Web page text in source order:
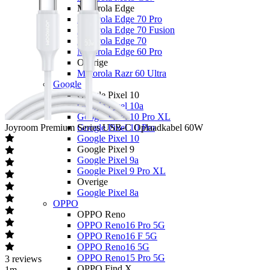
Motorola Edge
Motorola Edge 70 Pro
Motorola Edge 70 Fusion
Motorola Edge 70
Motorola Edge 60 Pro
Overige
Motorola Razr 60 Ultra
Google
Google Pixel 10
Google Pixel 10a
Google Pixel 10 Pro XL
Google Pixel 10 Pro
Google Pixel 10
Google Pixel 9
Google Pixel 9a
Google Pixel 9 Pro XL
Overige
Google Pixel 8a
OPPO
OPPO Reno
OPPO Reno16 Pro 5G
OPPO Reno16 F 5G
OPPO Reno16 5G
OPPO Reno15 Pro 5G
Joyroom Premium Series USB-C Oplaadkabel 60W
3 reviews